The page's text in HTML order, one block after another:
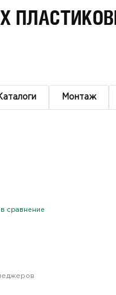
Монтаж
сравнение